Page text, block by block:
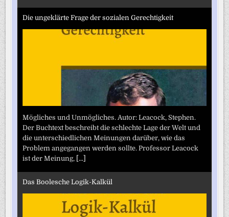
Die ungeklärte Frage der sozialen Gerechtigkeit
Mögliches und Unmögliches. Autor: Leacock, Stephen.
Der Buchtext beschreibt die schlechte Lage der Welt und
die unterschiedlichen Meinungen darüber, wie das
Problem angegangen werden sollte. Professor Leacock
ist der Meinung,
[...]
Das Boolesche Logik-Kalkül